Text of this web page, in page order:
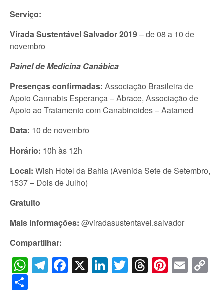
Serviço:
Virada Sustentável Salvador 2019– de 08 a 10 de
novembro
Painel de Medicina Canábica
Presenças confirmadas: Associação Brasileira de
Apoio Cannabis Esperança – Abrace, Associação de
Apoio ao Tratamento com Canabinoides – Aatamed
Data: 10 de novembro
Horário: 10h às 12h
Local: Wish Hotel da Bahia (Avenida Sete de Setembro,
1537 – Dois de Julho)
Gratuito
Mais informações: @viradasustentavel.salvador
Compartilhar:
WhatsApp
Telegram
Facebook
X LinkedIn
Twitter
Threads